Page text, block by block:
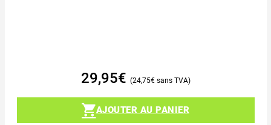
29,95€ 24,75€
AJOUTER AU PANIER